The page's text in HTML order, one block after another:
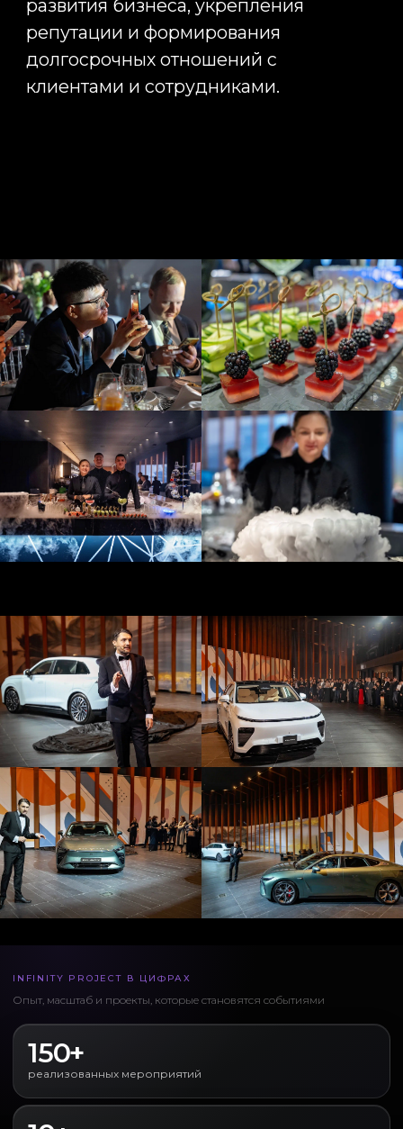
INFINITY PROJECT В ЦИФРАХ
Опыт, масштаб и проекты, которые становятся событиями
150+
реализованных мероприятий
сопровождению мероприятий,
контролируя все процессы от
проектирования до демонтажа
оборудования.
Мы организуем техническое
видеотрансляции, оборудование
для онлайн-подключений и
гибридных форматов. Отдельное
внимание уделяется резервным
решениям и технической
безопасности, что позволяет
минимизировать любые риски в
день проведения события.